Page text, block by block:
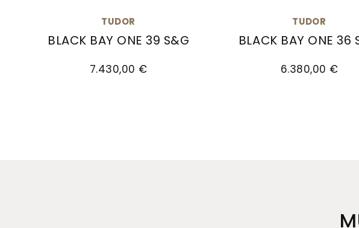
TUDOR
BLACK BAY ONE 39 S&G
7.430,00 €
TUDOR
BLACK BAY ONE 36
6.380,00 €